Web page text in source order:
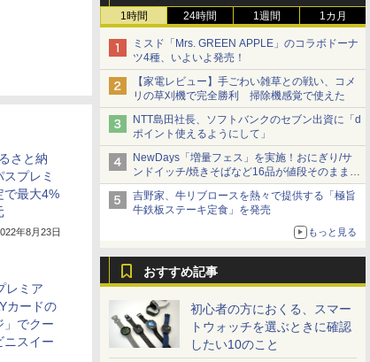
1時間 24時間 1週間 1カ月
ミスド「Mrs. GREEN APPLE」のコラボドーナ
ツ4種、いよいよ発売！
【家電レビュー】手ごわい雑草との戦い、コメ
リの草刈機で完全勝利 掃除機感覚で使えた
NTT島田社長、ソフトバンクのセブン出資に「d
ポイント使えるようにして」
NewDays「増量フェス」を実施！おにぎり/サ
ンドイッチ/焼きそばなど16品が値段そのままで
ボリュームアップ
吉野家、牛リブロースを熱々で提供する「極旨
牛鉄板ステーキ定食」を発売
もっと見る
おすすめ記事
初心者の方におくる、スマー
トウォッチを選ぶときに確認
したい10のこと
さと納
プレミ
で最大4%
年8月23日
レミア
カードの
」でクー
ニスイー